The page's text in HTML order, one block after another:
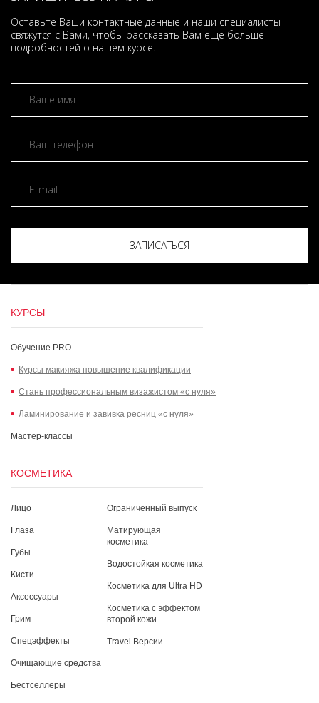
Оставьте Ваши контактные данные и наши специалисты
свяжутся с Вами, чтобы рассказать Вам еще больше
подробностей о нашем курсе.
ЗАПИСАТЬСЯ
КУРСЫ
Обучение PRO
Курсы макияжа повышение квалификации
Стань профессиональным визажистом «с нуля»
Ламинирование и завивка ресниц «с нуля»
Мастер-классы
КОСМЕТИКА
Лицо
Глаза
Губы
Кисти
Аксессуары
Грим
Спецэффекты
Очищающие средства
Бестселлеры
Ограниченный выпуск
Матирующая
косметика
Водостойкая косметика
Косметика для Ultra HD
Косметика с эффектом
второй кожи
Travel Версии